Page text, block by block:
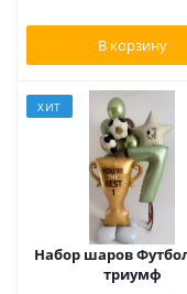
В корзину
ХИТ
Набор шаров
триумф